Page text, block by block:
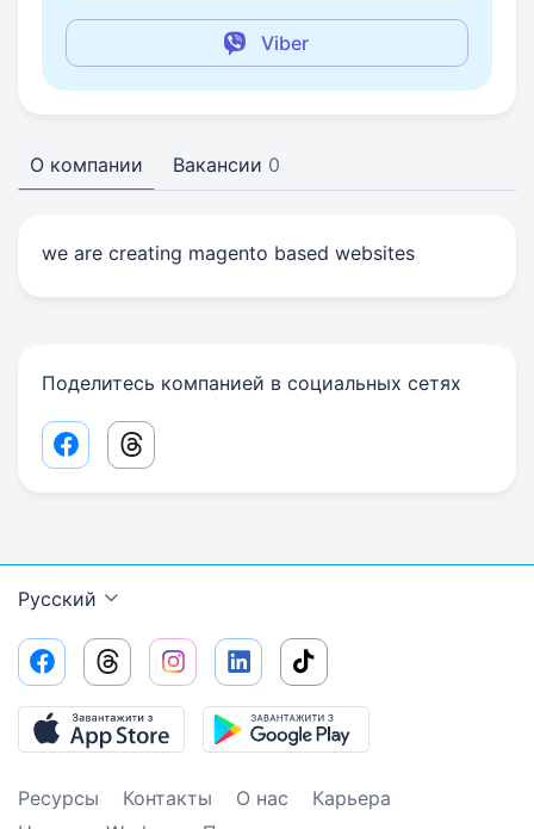
Viber
О компании Вакансии 0
we are creating magento based websites
Поделитесь компанией в социальных сетях
Facebook share link
Threads share link
Русский
Ресурсы Контакты О нас
Карьера